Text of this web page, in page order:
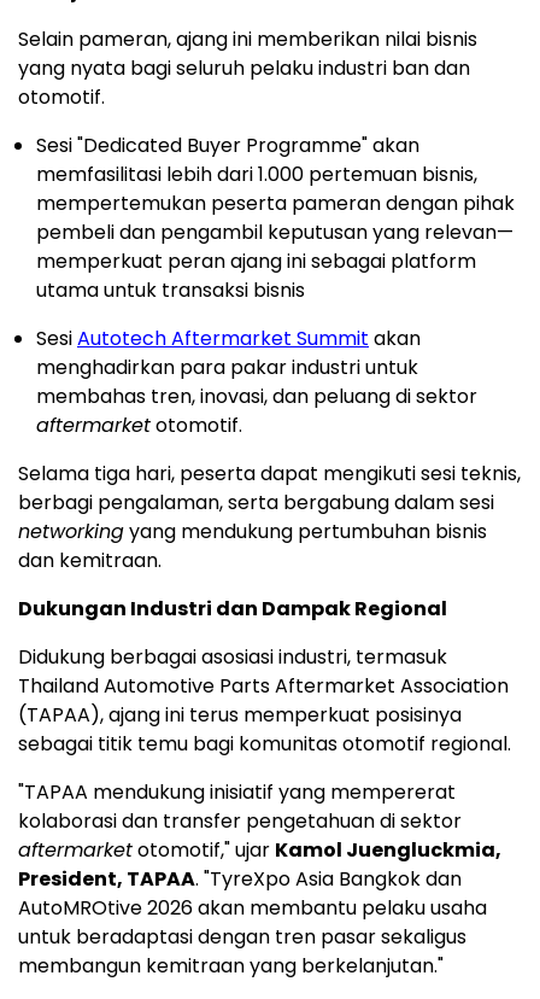
Selain pameran, ajang ini memberikan nilai bisnis
yang nyata bagi seluruh pelaku industri ban dan
otomotif.
Sesi "Dedicated Buyer Programme" akan
memfasilitasi lebih dari 1.000 pertemuan bisnis,
mempertemukan peserta pameran dengan pihak
pembeli dan pengambil keputusan yang relevan—
memperkuat peran ajang ini sebagai platform
utama untuk transaksi bisnis
SesiAutotech Aftermarket Summit akan
menghadirkan para pakar industri untuk
membahas tren, inovasi, dan peluang di sektor
aftermarketotomotif.
Selama tiga hari, peserta dapat mengikuti sesi teknis,
berbagi pengalaman, serta bergabung dalam sesi
networkingyang mendukung pertumbuhan bisnis
dan kemitraan.
Dukungan Industri dan Dampak Regional
Didukung berbagai asosiasi industri, termasuk
Thailand Automotive Parts Aftermarket Association
(TAPAA), ajang ini terus memperkuat posisinya
sebagai titik temu bagi komunitas otomotif regional.
"TAPAA mendukung inisiatif yang mempererat
kolaborasi dan transfer pengetahuan di sektor
aftermarketotomotif," ujar Kamol Juengluckmia,
President, TAPAA. "TyreXpo Asia Bangkok dan
AutoMROtive 2026 akan membantu pelaku usaha
untuk beradaptasi dengan tren pasar sekaligus
membangun kemitraan yang berkelanjutan."